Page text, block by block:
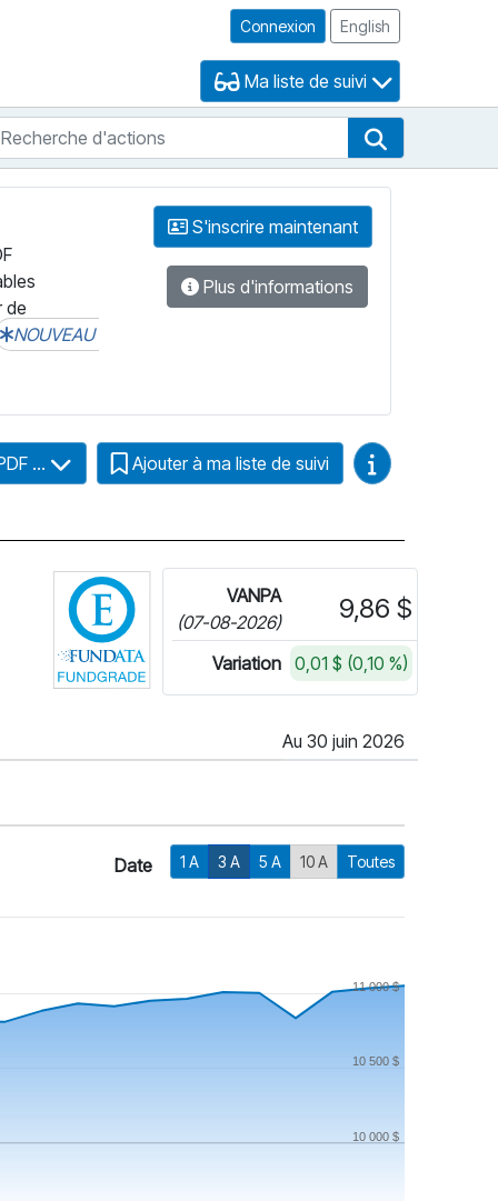
Connexion English
Ma liste de suivi
de FNBd'actions
de
NOUVEAU
S'inscrire maintenant
Plus d'informations
... Ajouter à ma liste de suivi Guides vidéo
Cliquez pour plus d'informations sur
VANPA
(07-08-2026)
9,86 $
Variation 0,01 $ (0,10 %)
Au 30 juin 2026
Date 1 A 3 A 5 A 10 A Toutes
10 000 $
11 000 $
10 500 $